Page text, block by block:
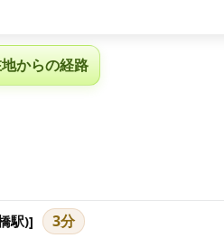
からの経路
駅)] 3分